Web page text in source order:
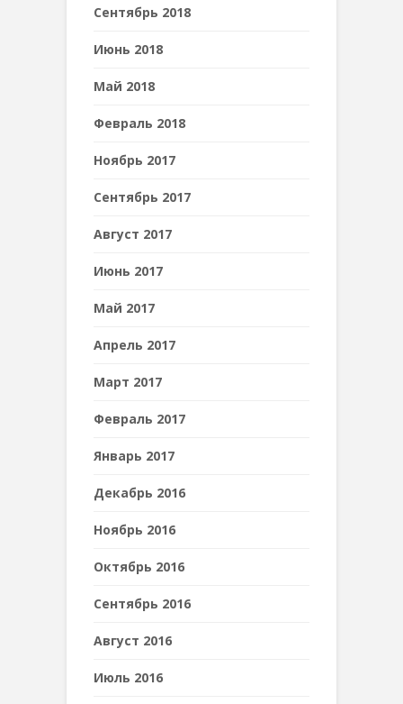
Сентябрь 2018
Июнь 2018
Май 2018
Февраль 2018
Ноябрь 2017
Сентябрь 2017
Август 2017
Июнь 2017
Май 2017
Апрель 2017
Март 2017
Февраль 2017
Январь 2017
Декабрь 2016
Ноябрь 2016
Октябрь 2016
Сентябрь 2016
Август 2016
Июль 2016